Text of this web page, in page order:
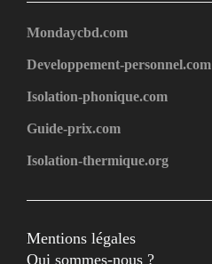
Mondaycbd.com
Developpement-personnel.com
Isolation-phonique.com
Guide-prix.com
Isolation-thermique.org
Mentions légales
Qui sommes-nous ?